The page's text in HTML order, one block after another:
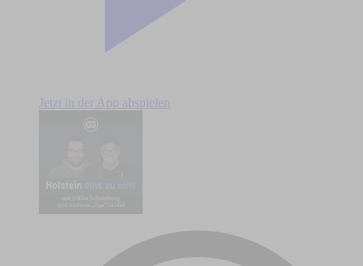
Jetzt in der App abspielen